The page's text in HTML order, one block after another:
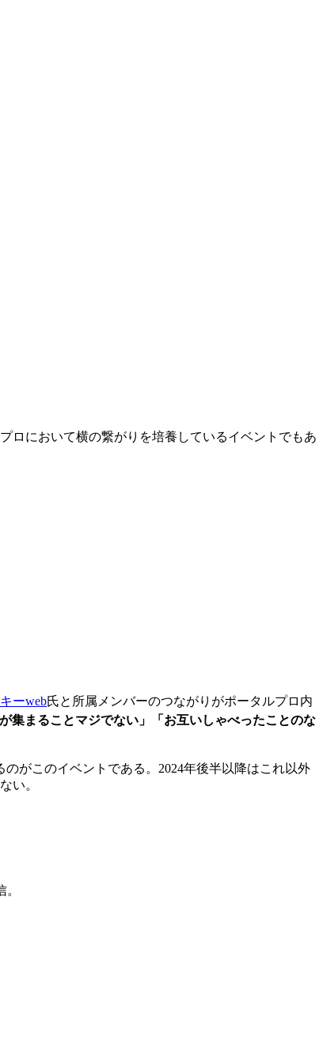
ロにおいて横の繋がりを培養しているイベントでもあ
ーweb氏と所属メンバーのつながりがポータルプロ内
集まることマジでない」「お互いしゃべったことのな
がこのイベントである。2024年後半以降はこれ以外
い。